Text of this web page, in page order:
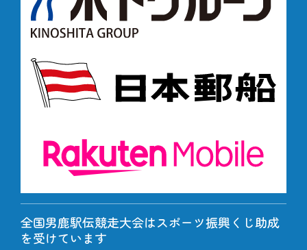
全国男鹿駅伝競走大会はスポーツ振興くじ助成
を受けています